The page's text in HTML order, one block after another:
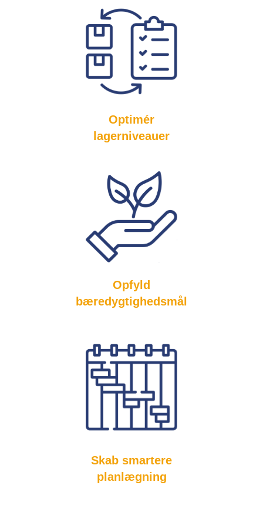
Optimér
lagerniveauer
Opfyld
bæredygtighedsmål
Skab smartere
planlægning